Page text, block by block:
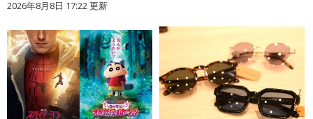
2026年8月8日 17:22更新